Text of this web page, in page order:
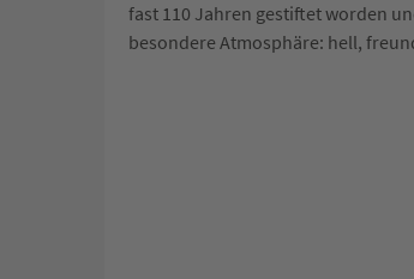
fast 110 Jahren gestiftet worden
besondere Atmosphäre: hell,